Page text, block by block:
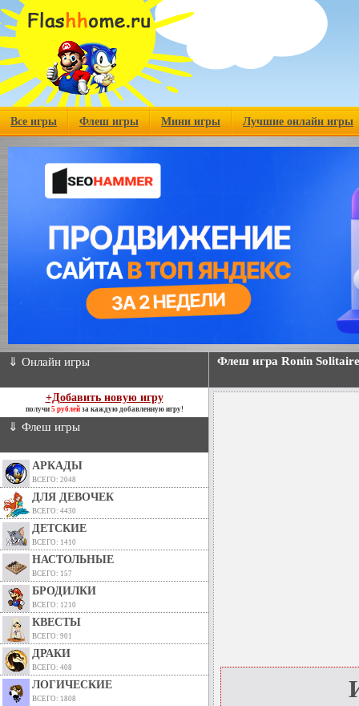
Все игры Флеш игры Мини игры Лучшие онлайн игры
⇓ Онлайн игры
+Добавить новую игру
получи 5 рублейза каждую добавленную игру!
⇓ Флеш игры
АРКАДЫ
ВСЕГО: 2048
ДЛЯ ДЕВОЧЕК
ВСЕГО: 4430
ДЕТСКИЕ
ВСЕГО: 1410
НАСТОЛЬНЫЕ
ВСЕГО: 157
БРОДИЛКИ
ВСЕГО: 1210
КВЕСТЫ
ВСЕГО: 901
ДРАКИ
ВСЕГО: 408
ЛОГИЧЕСКИЕ
ВСЕГО: 1808
Флеш игра Ronin Solitaire